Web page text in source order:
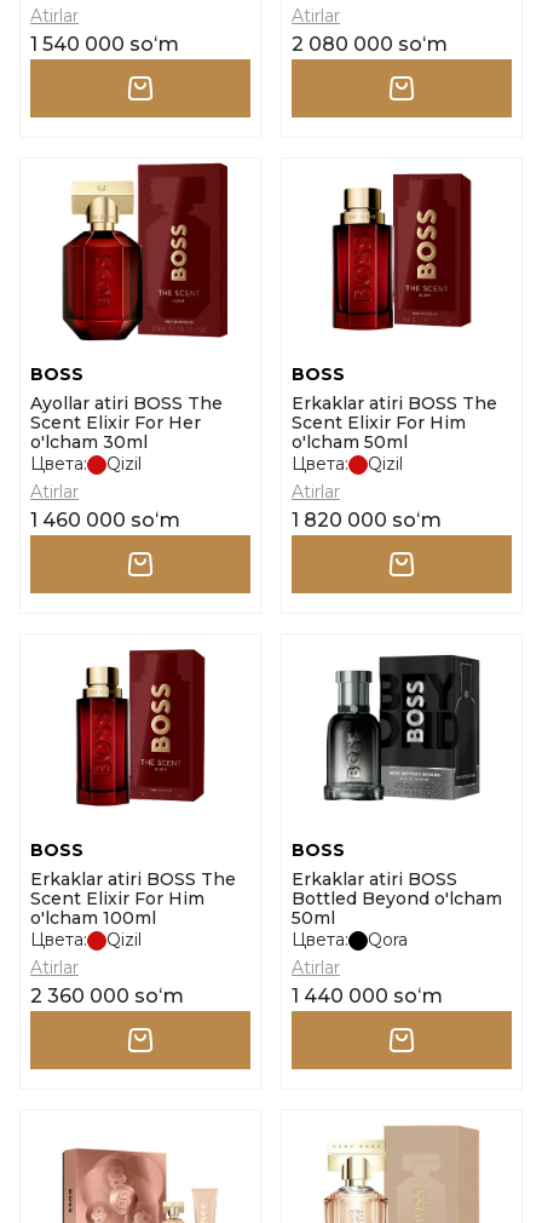
Atirlar
1 540 000 soʻm
Atirlar
2 080 000 soʻm
BOSS
Ayollar atiri BOSS The
Scent Elixir For Her
o'lcham 30ml
Цвета:
Qizil
Atirlar
1 460 000 soʻm
BOSS
Erkaklar atiri BOSS The
Scent Elixir For Him
o'lcham 50ml
Цвета:
Qizil
Atirlar
1 820 000 soʻm
BOSS
Erkaklar atiri BOSS The
Scent Elixir For Him
o'lcham 100ml
Цвета:
Qizil
Atirlar
2 360 000 soʻm
BOSS
Erkaklar atiri BOSS
Bottled Beyond o'lcham
50ml
Цвета:
Qora
Atirlar
1 440 000 soʻm